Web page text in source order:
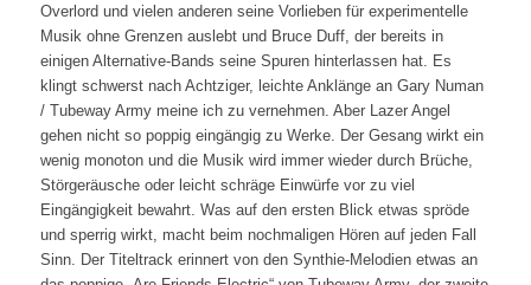
Overlord und vielen anderen seine Vorlieben für experimentelle
Musik ohne Grenzen auslebt und Bruce Duff, der bereits in
einigen Alternative-Bands seine Spuren hinterlassen hat. Es
klingt schwerst nach Achtziger, leichte Anklänge an Gary Numan
/ Tubeway Army meine ich zu vernehmen. Aber Lazer Angel
gehen nicht so poppig eingängig zu Werke. Der Gesang wirkt ein
wenig monoton und die Musik wird immer wieder durch Brüche,
Störgeräusche oder leicht schräge Einwürfe vor zu viel
Eingängigkeit bewahrt. Was auf den ersten Blick etwas spröde
und sperrig wirkt, macht beim nochmaligen Hören auf jeden Fall
Sinn. Der Titeltrack erinnert von den Synthie-Melodien etwas an